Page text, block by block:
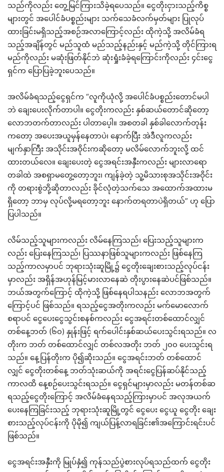
သည်ကိုလည်း တွေ့မြင်ကြားသိခဲ့ရပေသည်။ ငွေတိုးငှားသည့်ကိစ္စ
များတွင် အပေါင်ခံပစ္စည်းများ သက်သေခံလက်မှတ်များ ပြုလုပ်
ထားခြင်းမရှိသည့်အစဉ်အလာကြောင့်လည်း ထိုကဲ့သို့ အလိမ်ခံရ
သည့်အချိန်တွင် မည်သူထံ မည်သည့်နည်းနှင့် မည်ကဲ့သို့ တိုင်ကြားရ
မည်ကိုလည်း မဆုံးဖြတ်နိုင်ဘဲ ဆုံးရှုံးခံခဲ့ရကြောင်းကိုလည်း ၄င်းငွေ
ရှင်က ပြောပြခဲ့ဘူးပေသည်။
အလိမ်ခံရသည့်ငွေရှင်က “လူကိုယုံလို့ အပေါင်ခံပစ္စည်းတောင်မပါ
ဘဲ ချေးပေးလိုက်တာပါ။ ငွေတိုးကလည်း နှစ်ဆယ်တောင်ဆိုတော့
လောဘတက်တာလည်း ပါတာပေ့ါ။ အစတခါ နှစ်ခါလောက်တုန်း
ကတော့ အပေးအယူမှန်နေတာပဲ၊ နောက်ပြီး အဲဒီလူကလည်း
မျက်နှာကြီး အသိုင်းအဝိုင်းကဆိုတော့ မလိမ်လောက်ဘူးလို့ ထင်
ထားတယ်လေ။ ချေးပေးတဲ့ ငွေအရင်းအနှီးကလည်း များလာရော
တခါထဲ အစရှာမတွေ့တော့ဘူး၊ ကျန်ခဲ့တဲ့ သူ့မိသားစုအသိုင်းအဝိုင်း
ကို တရားစွဲဘို့ဆိုတာလည်း ခိုင်လုံတဲ့သက်သေ အထောက်အထားမ
ရှိတော့ ဘာမှ လုပ်လို့မရတော့ဘူး နောက်တရတာပဲရှိတယ်” ဟု ပြော
ပြပါသည်။
လိမ်သည့်သူများကလည်း လိမ်နေကြသည်၊ ပြေးသည့်သူများက
လည်း ပြေးနေကြသည်၊ ပြဿနာဖြစ်သူများကလည်း ဖြစ်နေကြ
သည့်ကာလမှာပင် ဘုရားသုံးဆူမြို့၌ ငွေတိုးချေးစားသည့်လုပ်ငန်း
မှာလည်း အရှိန်အဟုန်မြင့်မားလာနေဆဲ တိုးပွားနေဆဲပင်ဖြစ်သည်။
ဘယ်အတွက်ကြောင့် ထိုကဲ့သို့ ဖြစ်နေရပါသနည်း လောဘအတွက်
ကြောင့်ပင် ဖြစ်သည်။ ရသည့်ငွေအတိုးကလည်း မက်မောလောက်
စရာပင် ငွေပေးငွေသွင်းစနစ်ကလည်း ငွေအရင်းတစ်ထောင်လျှင်
တစ်နေ့ဘတ် (၆၀) နှုန်းဖြင့် ရက်ပေါင်းနှစ်ဆယ်ပေးသွင်းရသည်။ လ
တိုးက ဘတ် တစ်ထောင်လျှင် တစ်လအတိုး ဘတ် ၂၀၀ ပေးသွင်းရ
သည်။ နေ့ပြန်တိုးက ပို၍ဆိုးသည်။ ငွေအရင်းဘတ် တစ်ထောင်
လျှင် ငွေတိုးတစ်နေ့ ဘတ်သုံးဆယ်ကို အရင်းငွေပြန်ဆပ်နိုင်သည့်
ကာလထိ နေ့စဉ်ပေးသွင်းရသည်။ ငွေရှင်များမှာလည်း မတန်တစ်ဆ
ရသည့်ငွေတိုးကြောင့် အလိမ်ခံနေရသည့်ကြားမှာပင် အလုအယက်
ပေးနေကြခြင်းသည့် ဘုရားသုံးဆူမြို့တွင် ငွေပေး ငွေယူ ငွေတိုး ချေး
စားသည့်လုပ်ငန်းကို ပိုမို၍ ကျယ်ပြန့်လာရခြင်း၏အကြောင်းရင်းပင်
ဖြစ်သည်။
ငွေအရင်းအနှီးကို မြုပ်နှံ၍ ကုန်သည်ပွဲစားလုပ်ရသည်ထက် ငွေတိုး